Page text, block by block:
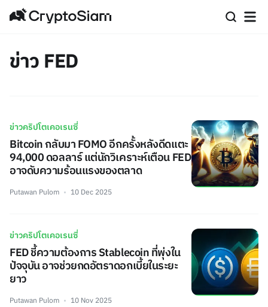
ข่าว FED
ข่าวคริปโตเคอเรนซี่
Bitcoin กลับมา FOMO อีกครั้งหลังดีดแตะ
94,000 ดอลลาร์ แต่นักวิเคราะห์เตือน FED
อาจดับความร้อนแรงของตลาด
Putawan Pulom 10 Dec 2025
ข่าวคริปโตเคอเรนซี่
FED ชี้ความต้องการ Stablecoin ที่พุ่งใน
ปัจจุบัน อาจช่วยกดอัตราดอกเบี้ยในระยะ
ยาว
Putawan Pulom 10 Nov 2025